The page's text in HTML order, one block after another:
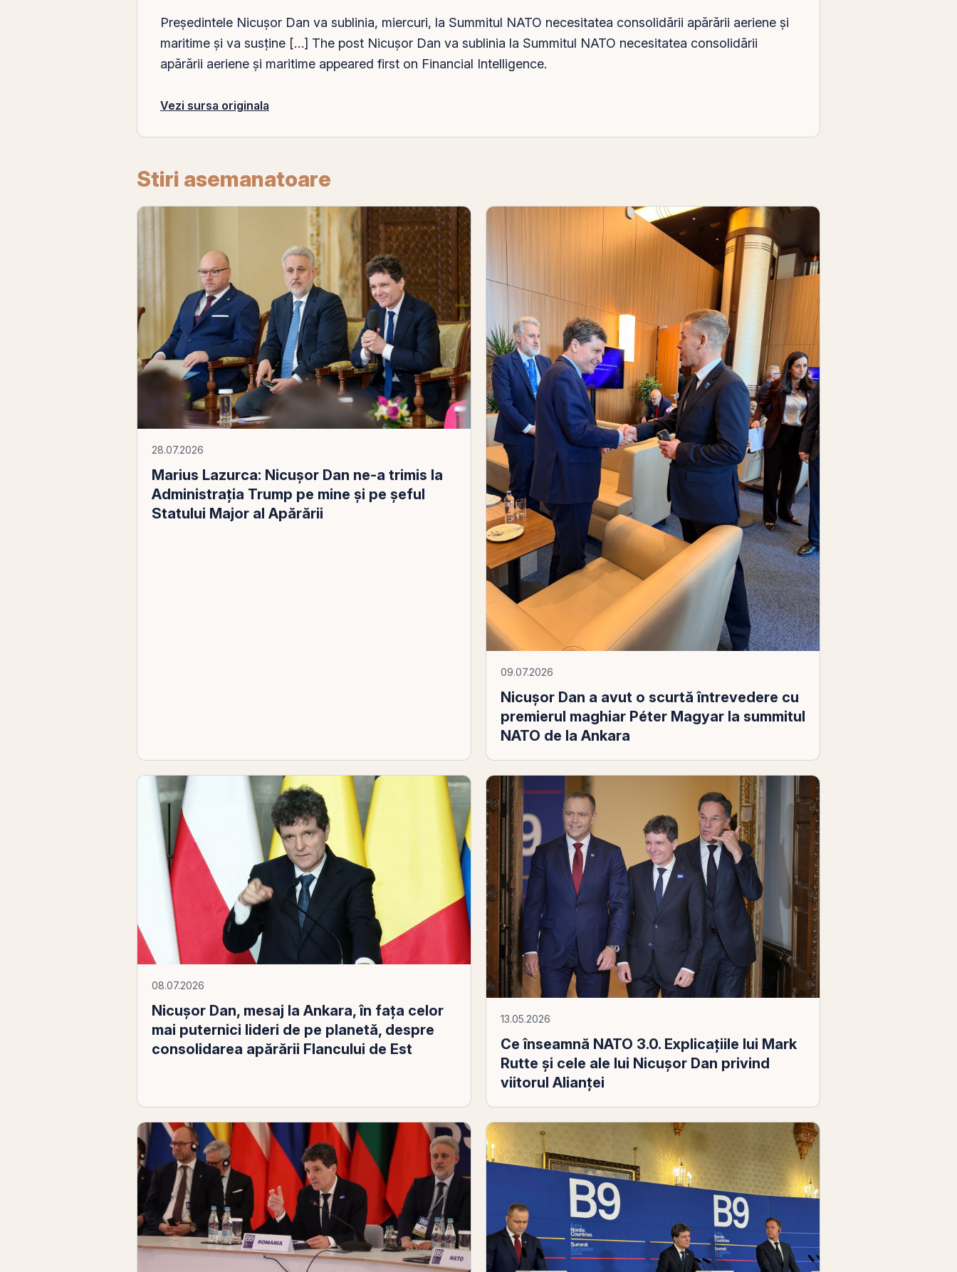
Preşedintele Nicuşor Dan va sublinia, miercuri, la Summitul NATO necesitatea consolidării apărării aeriene şi
maritime şi va susţine […] The post Nicuşor Dan va sublinia la Summitul NATO necesitatea consolidării
apărării aeriene şi maritime appeared first on Financial Intelligence.
Vezi sursa originala
Stiri asemanatoare
28.07.2026
Marius Lazurca: Nicușor Dan ne-a trimis la
Administrația Trump pe mine și pe șeful
Statului Major al Apărării
09.07.2026
Nicușor Dan a avut o scurtă întrevedere cu
premierul maghiar Péter Magyar la summitul
NATO de la Ankara
08.07.2026
Nicușor Dan, mesaj la Ankara, în fața celor
mai puternici lideri de pe planetă, despre
consolidarea apărării Flancului de Est
13.05.2026
Ce înseamnă NATO 3.0. Explicațiile lui Mark
Rutte și cele ale lui Nicușor Dan privind
viitorul Alianței